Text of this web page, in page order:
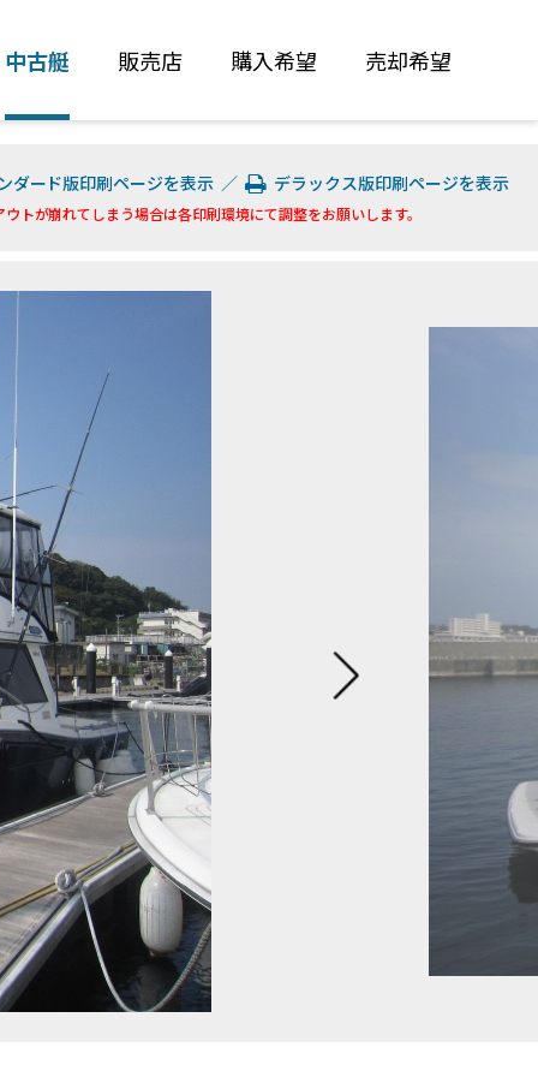
中古艇 販売店 購入希望 売却希望
ダード版印刷ページを表示 ／ デラックス版印刷ページを表示
ウトが崩れてしまう場合は各印刷環境にて調整をお願いします。